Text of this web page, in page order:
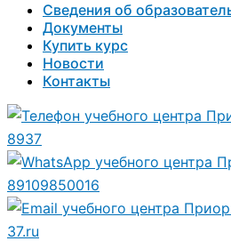
Сведения об
Документы
Купить курс
Новости
Контакты
8937
89109850016
37.ru